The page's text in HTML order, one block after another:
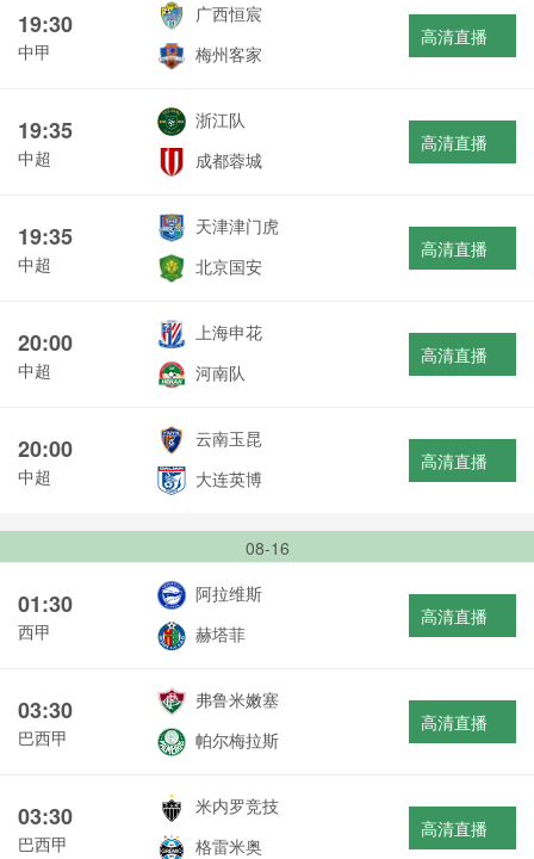
19:30
中甲
广西恒宸
梅州客家
高清直播
19:35
中超
浙江队
成都蓉城
高清直播
19:35
中超
天津津门虎
北京国安
高清直播
20:00
中超
上海申花
河南队
高清直播
20:00
中超
云南玉昆
大连英博
高清直播
08-16
01:30
西甲
阿拉维斯
赫塔菲
高清直播
03:30
巴西甲
弗鲁米嫩塞
帕尔梅拉斯
高清直播
03:30
巴西甲
米内罗竞技
格雷米奥
高清直播